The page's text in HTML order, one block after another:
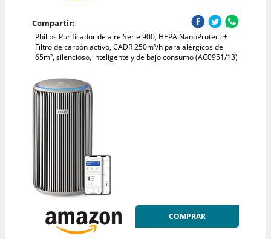
Compartir:
Philips Purificador de aire Serie 900, HEPA NanoProtect +
Filtro de carbón activo, CADR 250m³/h para alérgicos de
65m², silencioso, inteligente y de bajo consumo (AC0951/13)
COMPRAR